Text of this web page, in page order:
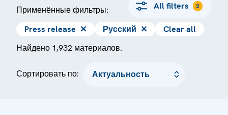
Применённые фильтры: All filters 2
Press release ✕ Русский ✕
Clear all
Найдено 1,932 материалов.
Сортировать по: